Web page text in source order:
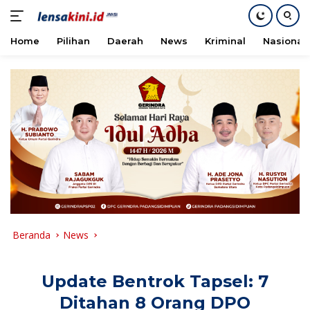
konten
Home Pilihan Daerah News Kriminal Nasional
Beranda News
Update Bentrok Tapsel: 7
Ditahan 8 Orang DPO